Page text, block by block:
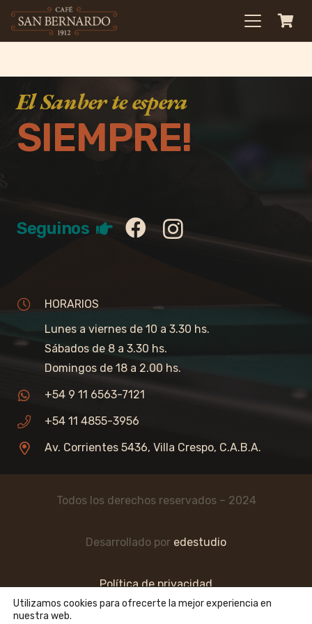
El Sanber te espera
SIEMPRE!
Seguinos
HORARIOS
Lunes a viernes de 10 a 3.30 hs.
Sábados de 8 a 3.30 hs.
Domingos de 18 a 2.00 hs.
+54 9 11 6563-7121
+54 11 4855-3956
Av. Corrientes 5436, Villa Crespo, C.A.B.A.
Todos los derechos reservados – 2024
Desarrollado por edestudio
Política de privacidad
Utilizamos cookies para ofrecerte la mejor experiencia en
nuestra web.